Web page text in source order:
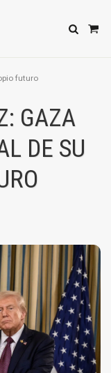
futuro
GAZA
DE SU